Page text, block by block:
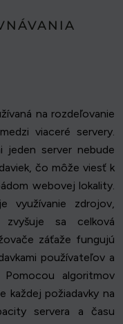
na rozdeľovanie
viaceré servery.
jeden server nebude
čo môže viesť k
webovej lokality.
využívanie zdrojov,
zvyšuje sa celková
záťaže fungujú
používateľov a
algoritmov
každej požiadavky na
servera a času